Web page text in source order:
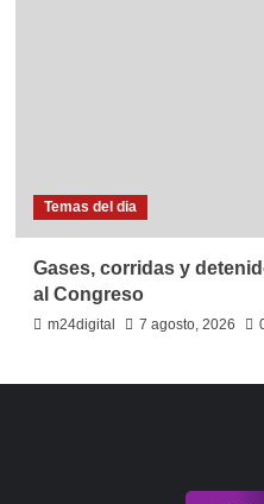
Temas del dia
Gases, corridas y
al Congreso
m24digital 7 agosto, 2026